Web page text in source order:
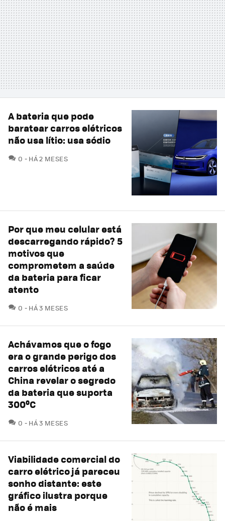
A bateria que pode
baratear carros elétricos
não usa lítio: usa sódio
0 COMENTÁRIOS
HÁ 2 MESES
Por que meu celular está
descarregando rápido? 5
motivos que
comprometem a saúde
da bateria para ficar
atento
0 COMENTÁRIOS
HÁ 3 MESES
Achávamos que o fogo
era o grande perigo dos
carros elétricos até a
China revelar o segredo
da bateria que suporta
300ºC
0 COMENTÁRIOS
HÁ 3 MESES
Viabilidade comercial do
carro elétrico já pareceu
sonho distante: este
gráfico ilustra porque
não é mais